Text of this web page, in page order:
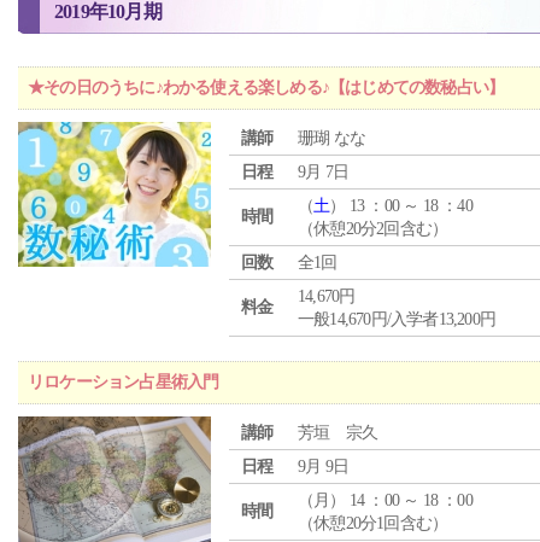
2019年10月期
★その日のうちに♪わかる使える楽しめる♪【はじめての数秘占い】
講師
珊瑚 なな
日程
9月 7日
時間
（土） 13 ：00 ～ 18 ：40
（休憩20分2回含む）
回数
全1回
料金
14,670円
一般14,670円/入学者13,200円
リロケーション占星術入門
講師
芳垣 宗久
日程
9月 9日
時間
（ 月 ） 14 ：00 ～ 18 ：00
（休憩20分1回含む）